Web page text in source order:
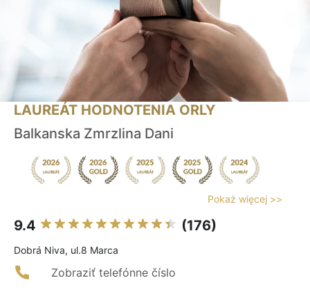
LAUREÁT HODNOTENIA ORLY
Balkanska Zmrzlina Dani
Pokaż więcej >>
9.4 (176)
Dobrá Niva, ul.8 Marca
Zobraziť telefónne číslo